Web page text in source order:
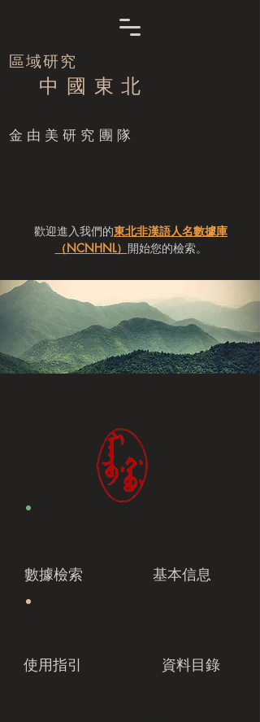
區域研究
中 國 東 北
​金由美研究團隊
歡迎進入我們的東北非漢語人名數據庫
（NCNHNL） 開始您的檢索。
數據檢索 基本信息
使用指引 資料目錄